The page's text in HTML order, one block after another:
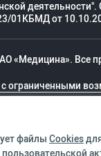
деятельности".
01КБМД от
«Медицина». Все
ограниченными
файлы Cookies